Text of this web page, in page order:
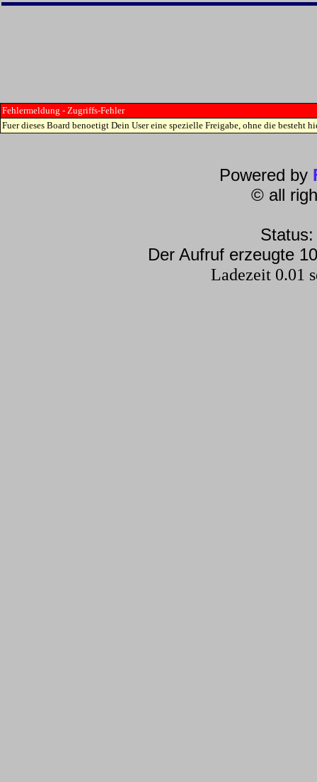
Fehlermeldung - Zugriffs-Fehler
Fuer dieses Board benoetigt Dein User eine spezielle Freigabe, ohne die besteht
Powered by
© all
Der Aufruf erzeugte
Ladezeit 0.01